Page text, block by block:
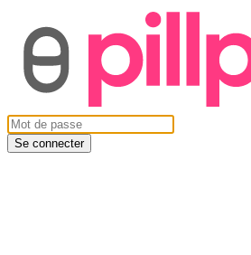
Se connecter